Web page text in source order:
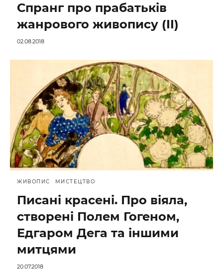
Спранг про прабатьків
жанрового живопису (II)
02.08.2018
ЖИВОПИС МИСТЕЦТВО
Писані красені. Про віяла,
створені Полем Гогеном,
Едгаром Дега та іншими
митцями
20.07.2018